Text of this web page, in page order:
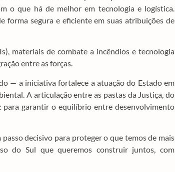
o que há de melhor em tecnologia e logística.
forma segura e eficiente em suas atribuições de
materiais de combate a incêndios e tecnologia
entre as forças.
— a iniciativa fortalece a atuação do Estado em
A articulação entre as pastas da Justiça, do
para garantir o equilíbrio entre desenvolvimento
decisivo para proteger o que temos de mais
do Sul que queremos construir juntos, com